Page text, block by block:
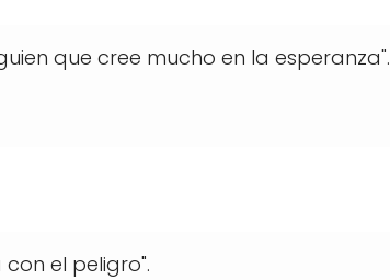
que cree mucho en la esperanza".
el peligro".